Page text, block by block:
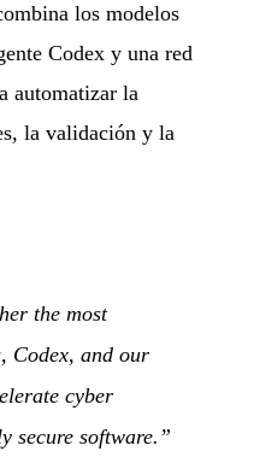
los modelos
Codex y una red
automatizar la
la validación y la
the most
Codex, and our
cyber
secure software.”